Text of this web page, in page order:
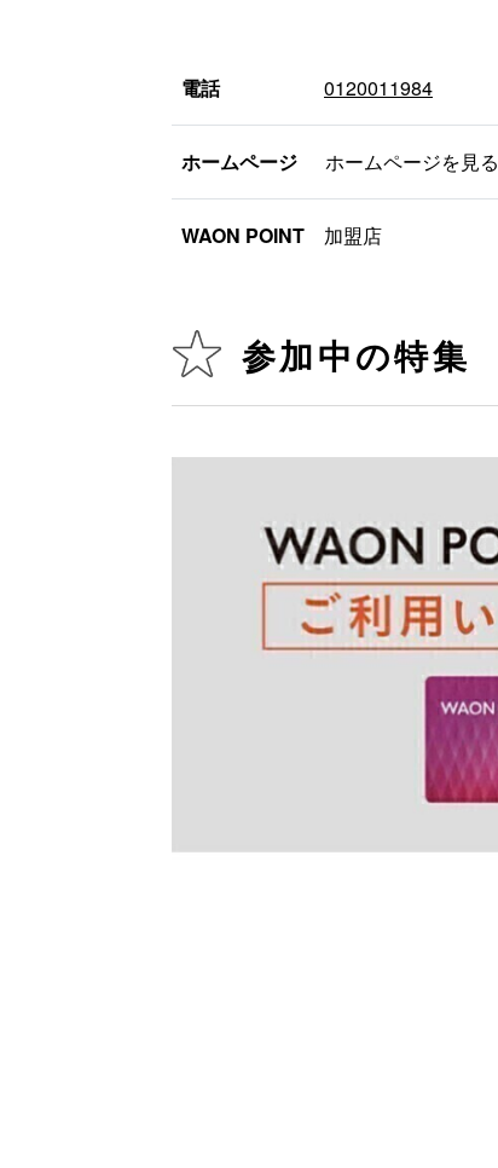
電話 0120011984
ホームページ ホームページを見る
WAON POINT 加盟店
参加中の特集